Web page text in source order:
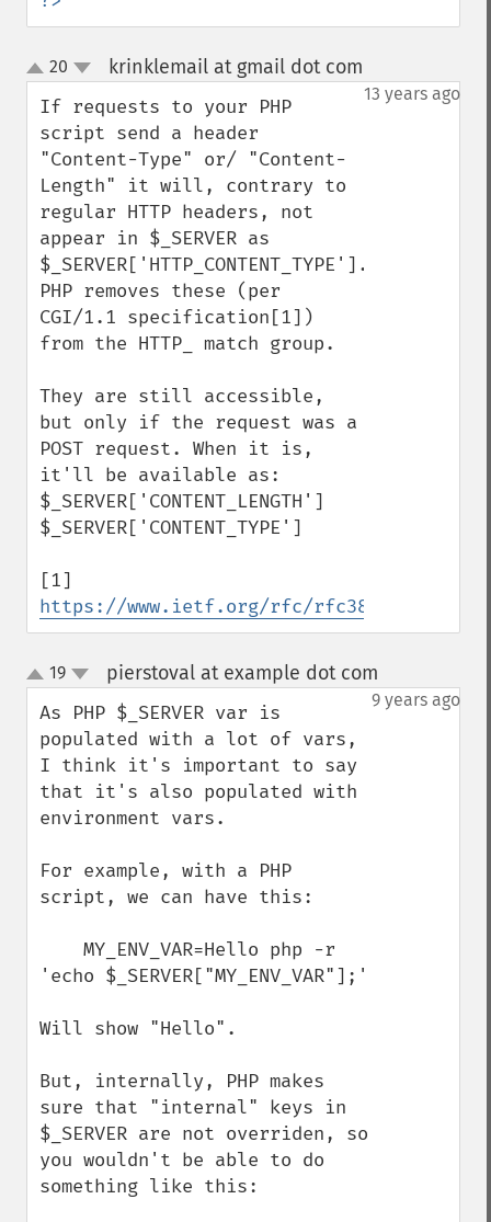
up
down
20 krinklemail at gmail dot com
13 years ago
If requests to your PHP
script send a header
"Content-Type" or/ "Content-
Length" it will, contrary to
regular HTTP headers, not
appear in $_SERVER as
$_SERVER['HTTP_CONTENT_TYPE'].
PHP removes these (per
CGI/1.1 specification[1])
from the HTTP_ match group.
They are still accessible,
but only if the request was a
POST request. When it is,
it'll be available as:
$_SERVER['CONTENT_LENGTH']
$_SERVER['CONTENT_TYPE']
https://www.ietf.org/rfc/rfc3875
up
down
19 pierstoval at example dot com
9 years ago
As PHP $_SERVER var is
populated with a lot of vars,
I think it's important to say
that it's also populated with
environment vars.
For example, with a PHP
script, we can have this:
'echo $_SERVER["MY_ENV_VAR"];'
Will show "Hello".
But, internally, PHP makes
sure that "internal" keys in
$_SERVER are not overriden, so
you wouldn't be able to do
something like this: